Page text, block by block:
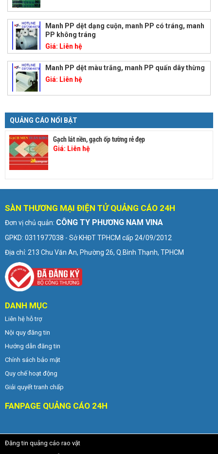
Manh PP dệt dạng cuộn, manh PP có tráng, manh
PP không tráng
Giá: Liên hệ
Manh PP dệt màu trắng, manh PP quấn dây thừng
Giá: Liên hệ
QUẢNG CÁO NỔI BẬT
Gạch lát nền, gạch ốp tường rẻ đẹp
Giá: Liên hệ
SÀN THƯƠNG MẠI ĐIỆN TỬ QUẢNG CÁO 24H
Đơn vị chủ quản: CÔNG TY PHƯƠNG NAM VINA
GPKD: 0311977038 - Sở KHĐT TPHCM cấp 24/09/2012
Địa chỉ: 213 Chu Văn An, Phường 26, Q.Bình Thạnh, TPHCM
DANH MỤC
Liên hệ hỗ trợ
Nội quy đăng tin
Hướng dẫn đăng tin
Chính sách bảo mật
Quy chế hoạt động
Giải quyết tranh chấp
FANPAGE QUẢNG CÁO 24H
Đăng tin quảng cáo rao vặt